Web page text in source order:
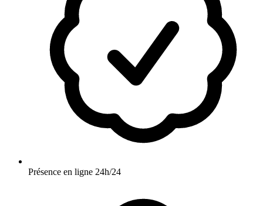
Présence en ligne 24h/24